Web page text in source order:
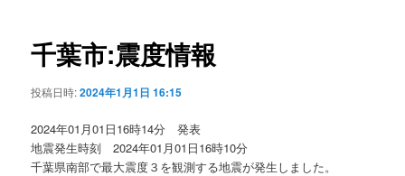
ゲ
ー
ョ
千葉市:震度情報
投稿日時:2024年1月1日 16:15
2024年01月01日16時14分 発表
地震発生時刻 2024年01月01日16時10分
千葉県南部で最大震度３を観測する地震が発生しました。